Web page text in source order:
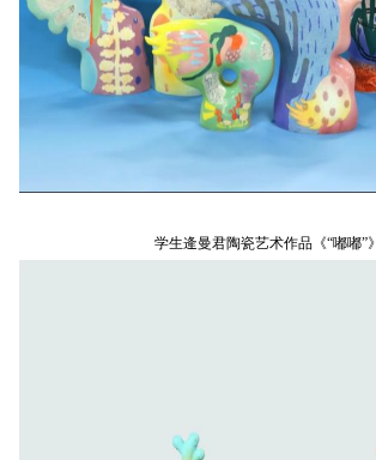
学生逄曼君陶瓷艺术作品《“嘟嘟”》